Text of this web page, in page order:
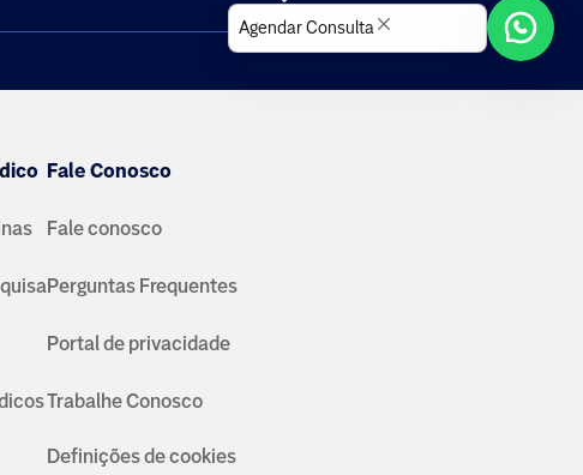
Fale Conosco
Fale conosco
Perguntas Frequentes
Portal de privacidade
Trabalhe Conosco
Definições de cookies
Agendar Consulta